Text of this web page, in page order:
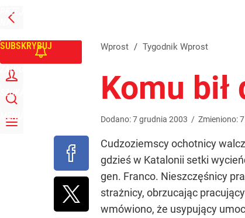
PRZEJDŹ
NA
GŁÓWNĄ
SUBSKRYBUJ
ZALOGUJ
SZUKAJ
MENU
Wprost / Tygodnik Wprost
Komu bił
Dodano:7grudnia 2003 / Zmieniono:7
Cudzoziemscy ochotnicy
gdzieś w Katalonii setki
gen. Franco. Nieszczęśnicy
strażnicy, obrzucając
wmówiono, że usypujący